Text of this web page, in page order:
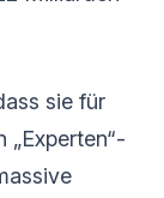
sie für
„Experten“-